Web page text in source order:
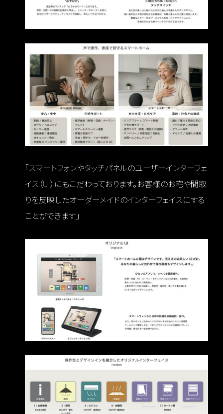
「スマートフォンやタッチパネルのユーザーインターフェ
イス（UI）にもこだわっております。お客様のお宅や間取
りを反映したオーダーメイドのインターフェイスにする
ことができます」